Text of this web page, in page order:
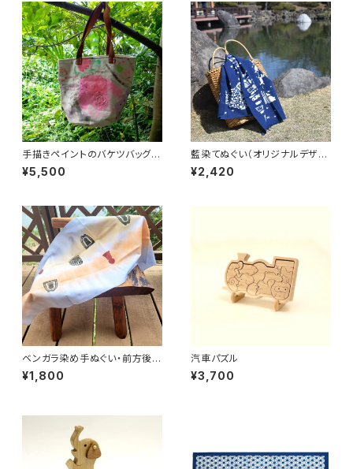
手描きペイントのバケツバッグ
（白地）
¥5,500
藍染てぬぐい（オリジナルデザイ
ン）・クリスマス
¥2,420
ベンガラ染め手ぬぐい・前方後円
墳柄
¥1,800
汽車パズル
¥3,700